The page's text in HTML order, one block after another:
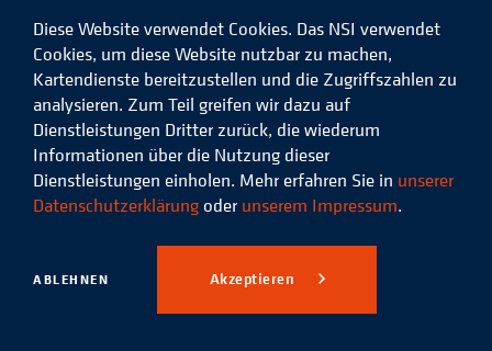
Das
NSI
Facebook
Das
NSI
auf
LinkedIn
Das
NSI
auf
Instagram
Das
Xing
© 2026 Niedersächsisches
Studieninstitut für kommunale
Verwaltung e.V.
Datenschutz Impressum
Diese Website verwendet Cookies. Das NSI verwendet
Cookies, um diese Website nutzbar zu machen,
Kartendienste bereitzustellen und die Zugriffszahlen zu
analysieren. Zum Teil greifen wir dazu auf
Dienstleistungen Dritter zurück, die wiederum
Informationen über die Nutzung dieser
Dienstleistungen einholen. Mehr erfahren Sie in unserer
Datenschutzerklärung oder unserem Impressum.
ABLEHNEN Akzeptieren